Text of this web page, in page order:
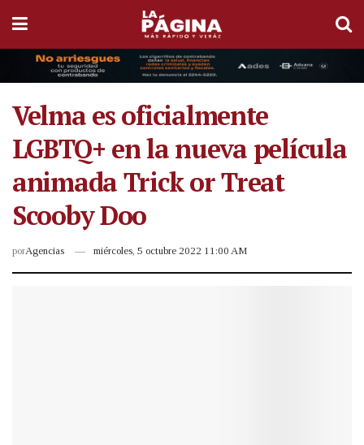
Velma es oficialmente
LGBTQ+ en la nueva película
animada Trick or Treat
Scooby Doo
porAgencias miércoles, 5 octubre 2022 11:00 AM